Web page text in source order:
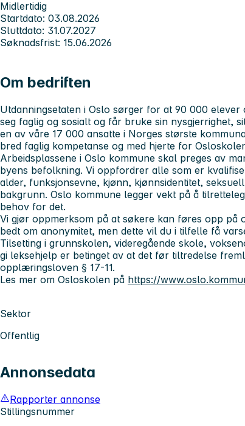
Midlertidig
Startdato: 03.08.2026
Sluttdato: 31.07.2027
Søknadsfrist: 15.06.2026
Om bedriften
Utdanningsetaten i Oslo sørger for at 90 000
seg faglig og sosialt og får bruke sin nysgjerrighet,
en av våre 17 000 ansatte i Norges største
bred faglig kompetanse og med hjerte for
Arbeidsplassene i Oslo kommune skal preges av
byens befolkning. Vi oppfordrer alle som er
alder, funksjonsevne, kjønn, kjønnsidentitet,
bakgrunn. Oslo kommune legger vekt på å
behov for det.
Vi gjør oppmerksom på at søkere kan føres opp
bedt om anonymitet, men dette vil du i tilfelle få
Tilsetting i grunnskolen, videregående skole,
gi leksehjelp er betinget av at det før tiltredelse
opplæringsloven § 17-11.
Les mer om Osloskolen på https://
Sektor
Offentlig
Annonsedata
Rapporter annonse
Stillingsnummer